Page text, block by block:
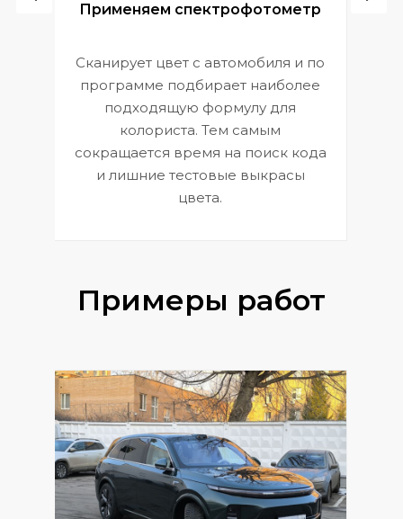
Применяем спектрофотометр
Сканирует цвет с автомобиля и по
программе подбирает наиболее
подходящую формулу для
колориста. Тем самым
сокращается время на поиск кода
и лишние тестовые выкрасы
цвета.
Примеры работ